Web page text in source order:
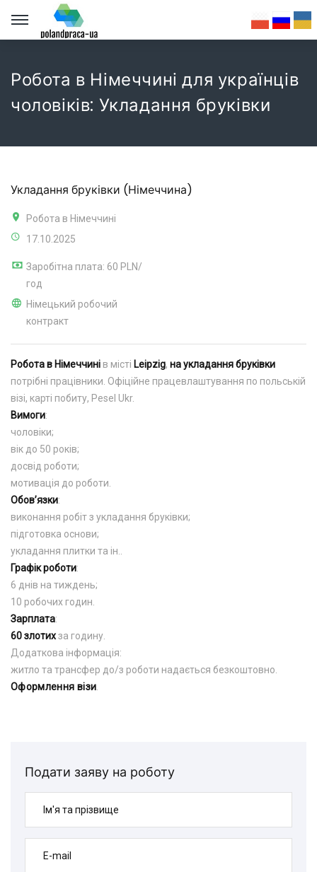
Робота в Німеччині для українців
чоловіків: Укладання бруківки
Укладання бруківки (Німеччина)
Робота в Німеччині
17.10.2025
Заробітна плата: 60 PLN/
год
Німецький робочий
контракт
Робота в Німеччині в місті Leipzig, на укладання бруківки
потрібні працівники. Офіційне працевлаштування по польській
візі, карті побиту, Pesel Ukr.
Вимоги:
чоловіки;
вік до 50 років;
досвід роботи;
мотивація до роботи.
Обов’язки:
виконання робіт з укладання бруківки;
підготовка основи;
укладання плитки та ін..
Графік роботи:
6 днів на тиждень;
10 робочих годин.
Зарплата:
60 злотихза годину.
Додаткова інформація:
житло та трансфер до/з роботи надається безкоштовно.
Оформлення візи
Подати заяву на роботу
Ім'я та прізвище
E-mail